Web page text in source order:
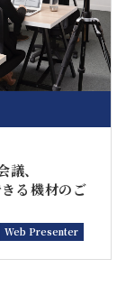
、
る機材のご
Web Presenter